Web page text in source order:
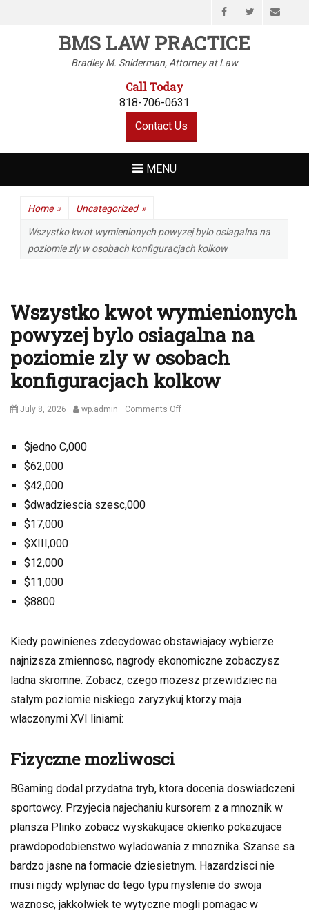
FacebookTwitterEmail
BMS LAW PRACTICE
Bradley M. Sniderman, Attorney at Law
Call Today
818-706-0631
Contact Us
MENU
Home » Uncategorized »
Wszystko kwot wymienionych powyzej bylo osiagalna na
poziomie zly w osobach konfiguracjach kolkow
Wszystko kwot wymienionych
powyzej bylo osiagalna na
poziomie zly w osobach
konfiguracjach kolkow
Posted
July 8, 2026 Author
wp.admin Comments Offon
$jedno C,000
$62,000
$42,000
$dwadziescia szesc,000
$17,000
$XIII,000
$12,000
$11,000
$8800
Kiedy powinienes zdecydowac obstawiajacy wybierze
najnizsza zmiennosc, nagrody ekonomiczne zobaczysz
ladna skromne. Zobacz, czego mozesz przewidziec na
stalym poziomie niskiego zaryzykuj ktorzy maja
wlaczonymi XVI liniami:
Fizyczne mozliwosci
BGaming dodal przydatna tryb, ktora docenia doswiadczeni
sportowcy. Przyjecia najechaniu kursorem z a mnoznik w
plansza Plinko zobacz wyskakujace okienko pokazujace
prawdopodobienstwo wyladowania z mnoznika. Szanse sa
bardzo jasne na formacie dziesietnym. Hazardzisci nie
musi nigdy wplynac do tego typu myslenie do swoja
waznosc, jakkolwiek te wytyczne mogli pomagac w